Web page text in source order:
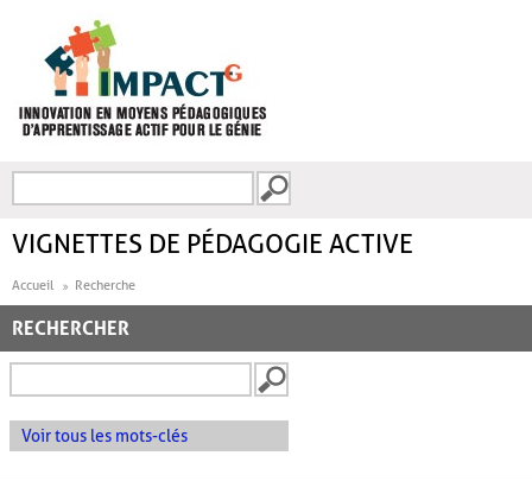
FORMULAIRE DE
VIGNETTES DE PÉDAGOGIE ACTIVE
Accueil Recherche
RECHERCHER
Voir tous les mots-clés